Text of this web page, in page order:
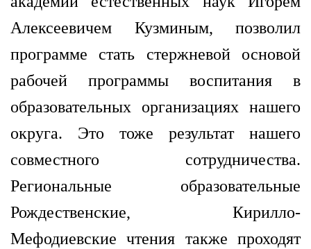
Алексеевичем Кузминым, позволил
программе стать стержневой основой
рабочей программы воспитания в
образовательных организациях нашего
округа. Это тоже результат нашего
совместного сотрудничества.
Региональные образовательные
Рождественские, Кирилло-
Мефодиевские чтения также проходят